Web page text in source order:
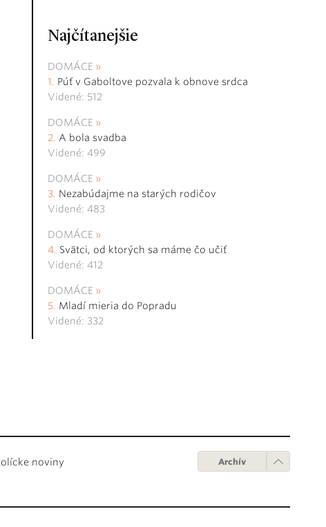
Najčítanejšie
DOMÁCE
Púť v Gaboltove pozvala k obnove srdca
Videné: 512
DOMÁCE
A bola svadba
Videné: 499
DOMÁCE
Nezabúdajme na starých rodičov
Videné: 483
DOMÁCE
Svätci, od ktorých sa máme čo učiť
Videné: 412
DOMÁCE
Mladí mieria do Popradu
Videné: 332
noviny Archív